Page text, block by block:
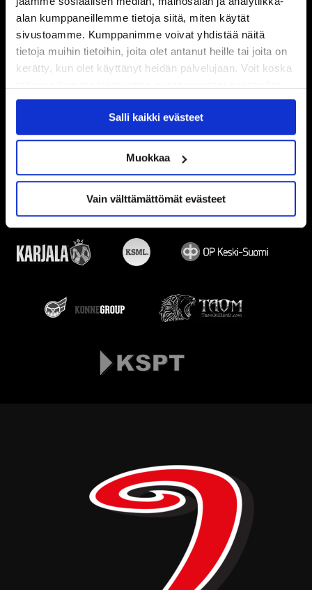
alan kumppaneillemme tietoja siitä, miten käytät
sivustoamme. Kumppanimme voivat yhdistää näitä
tietoja muihin tietoihin, joita olet antanut heille tai joita on
kerätty, kun olet käyttänyt heidän palvelujaan. Voit koska
käytöstäEvästeet-sivultamme.
Salli kaikki evästeet
Muokkaa
Vain välttämättömät evästeet